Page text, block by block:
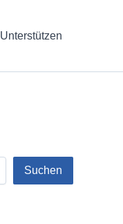
Unterstützen
Suchen